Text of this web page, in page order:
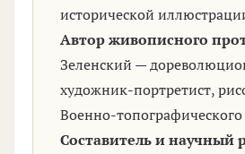
исторической
Автор живописного
Зеленский —
художник-портретист,
Военно-
Составитель и научный